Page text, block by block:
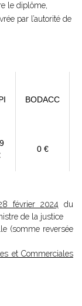
le diplôme,
par l’autorité de
BODACC
0 €
février 2024 du
de la justice
(somme reversée
et Commerciales